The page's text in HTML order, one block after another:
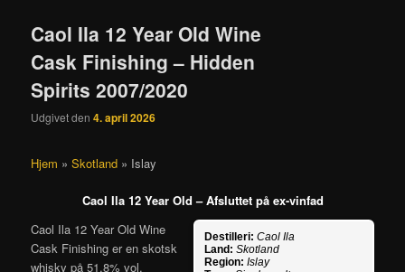
Caol Ila 12 Year Old Wine
Cask Finishing – Hidden
Spirits 2007/2020
Udgivet den4. april 2026
Hjem »Skotland » Islay
Caol Ila 12 Year Old – Afsluttet på ex-vinfad
Destilleri: Caol Ila
Land: Skotland
Region: Islay
Caol Ila 12 Year Old Wine
Cask Finishing er en skotsk
whisky på 51,8% vol.